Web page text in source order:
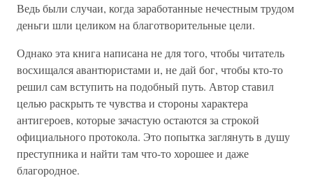
Ведь были случаи, когда заработанные нечестным трудом
деньги шли целиком на благотворительные цели.
Однако эта книга написана не для того, чтобы читатель
восхищался авантюристами и, не дай бог, чтобы кто-то
решил сам вступить на подобный путь. Автор ставил
целью раскрыть те чувства и стороны характера
антигероев, которые зачастую остаются за строкой
официального протокола. Это попытка заглянуть в душу
преступника и найти там что-то хорошее и даже
благородное.